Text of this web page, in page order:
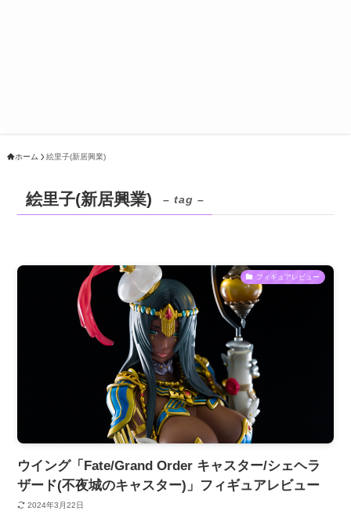
ホーム 絵里子(新居興業)
絵里子(新居興業) – tag –
フィギュアレビュー
ウイング「Fate/Grand Order キャスター/シェヘラ
ザード(不夜城のキャスター)」フィギュアレビュー
2024年3月22日